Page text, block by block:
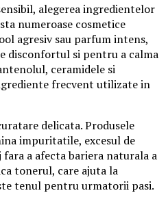
alegerea ingredientelor
numeroase cosmetice
agresiv sau parfum intens,
disconfortul si pentru a calma
ceramidele si
frecvent utilizate in
delicata. Produsele
impuritatile, excesul de
fara a afecta bariera naturala a
tonerul, care ajuta la
tenul pentru urmatorii pasi.